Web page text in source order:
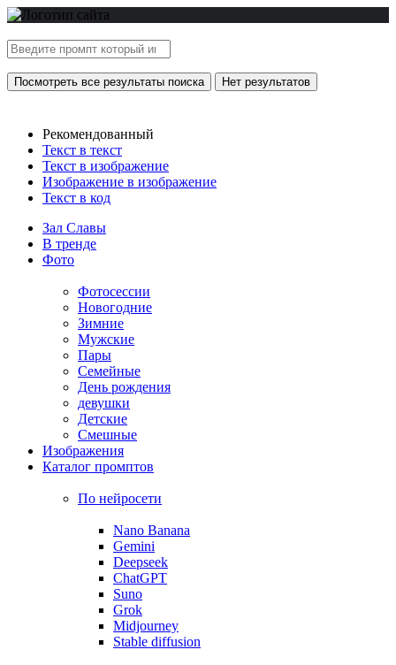
Посмотреть все результаты поиска Нет результатов
Рекомендованный
Текст в текст
Текст в изображение
Изображение в изображение
Текст в код
Зал Славы
В тренде
Фото
Фотосессии
Новогодние
Зимние
Мужские
Пары
Семейные
День рождения
девушки
Детские
Смешные
Изображения
Каталог промптов
По нейросети
Nano Banana
Gemini
Deepseek
ChatGPT
Suno
Grok
Midjourney
Stable diffusion